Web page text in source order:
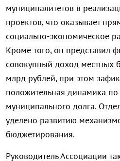
муниципалитетов в
проектов, что оказывает
социально-экономическое
Кроме того, он представил
совокупный доход местных
млрд рублей, при этом
положительная динамика
муниципального долга.
уделено развитию
бюджетирования.
Руководитель Ассоциации